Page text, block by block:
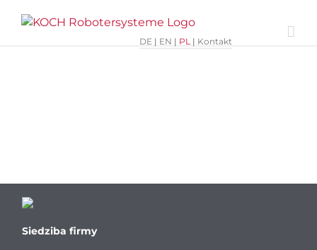
DE | EN | PL | Kontakt
Siedziba firmy